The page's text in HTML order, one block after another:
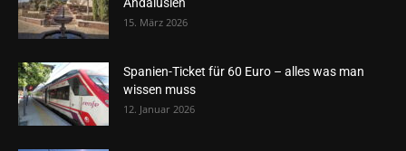
15. März 2026
Spanien-Ticket für 60 Euro – alles was man
wissen muss
12. Januar 2026